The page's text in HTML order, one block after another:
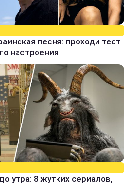
песня: проходи тест
настроения
утра: 8 жутких сериалов,